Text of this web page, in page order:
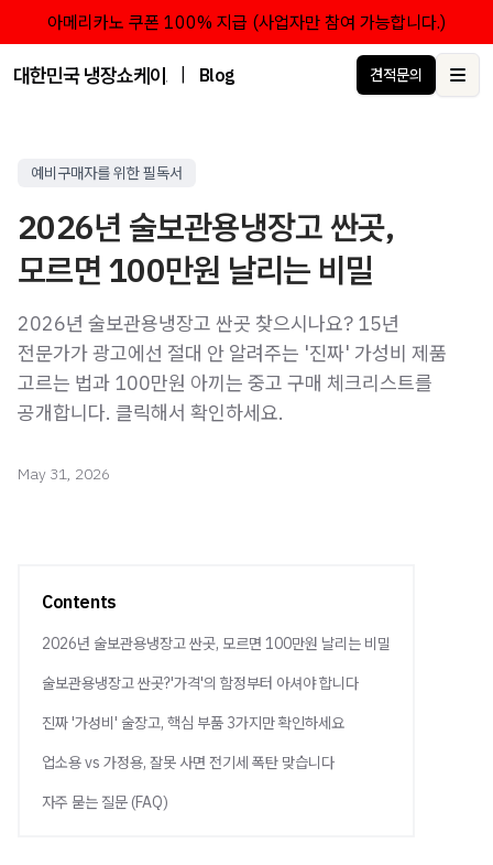
아메리카노 쿠폰 100% 지급 (사업자만 참여 가능합니다.)
대한민국 냉장쇼케이스 점유율 1위 브랜드 한성쇼케이스
Blog 견적문의
예비구매자를 위한 필독서
2026년 술보관용냉장고 싼곳,
모르면 100만원 날리는 비밀
2026년 술보관용냉장고 싼곳 찾으시나요? 15년
전문가가 광고에선 절대 안 알려주는 '진짜' 가성비 제품
고르는 법과 100만원 아끼는 중고 구매 체크리스트를
공개합니다. 클릭해서 확인하세요.
May 31, 2026
Contents
2026년 술보관용냉장고 싼곳, 모르면 100만원 날리는 비밀
술보관용냉장고 싼곳?'가격'의 함정부터 아셔야 합니다
진짜 '가성비' 술장고, 핵심 부품 3가지만 확인하세요
업소용 vs 가정용, 잘못 사면 전기세 폭탄 맞습니다
자주 묻는 질문 (FAQ)